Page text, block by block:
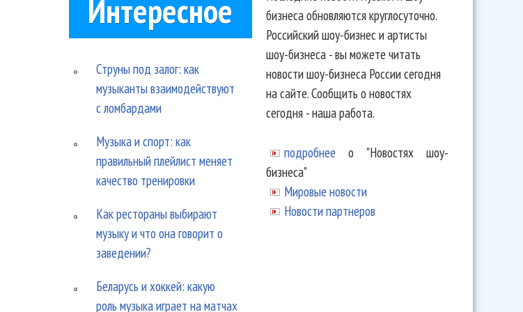
Интересное
Струны под залог: как
музыканты взаимодействуют
с ломбардами
Музыка и спорт: как
правильный плейлист меняет
качество тренировки
Как рестораны выбирают
музыку и что она говорит о
заведении?
Беларусь и хоккей: какую
роль музыка играет на матчах
бизнеса обновляются круглосуточно.
Российский шоу-бизнес и артисты
шоу-бизнеса - вы можете читать
новости шоу-бизнеса России сегодня
на сайте. Сообщить о новостях
сегодня - наша работа.
подробнее о "Новостях шоу-
бизнеса"
Мировые новости
Новости партнеров